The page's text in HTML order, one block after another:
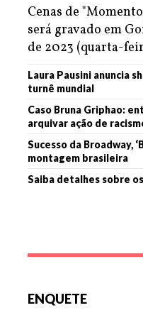
Cenas de
será gravado em
de 2023 (quarta-
Laura Pausini anuncia
turnê mundial
Caso Bruna Griphao:
arquivar ação de
Sucesso da Broadway,
montagem brasileira
Saiba detalhes sobre
ENQUETE